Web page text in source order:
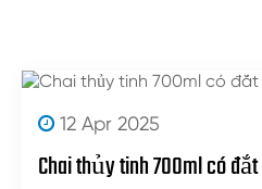
12 Apr 2025
Chai thủy tinh 700ml có